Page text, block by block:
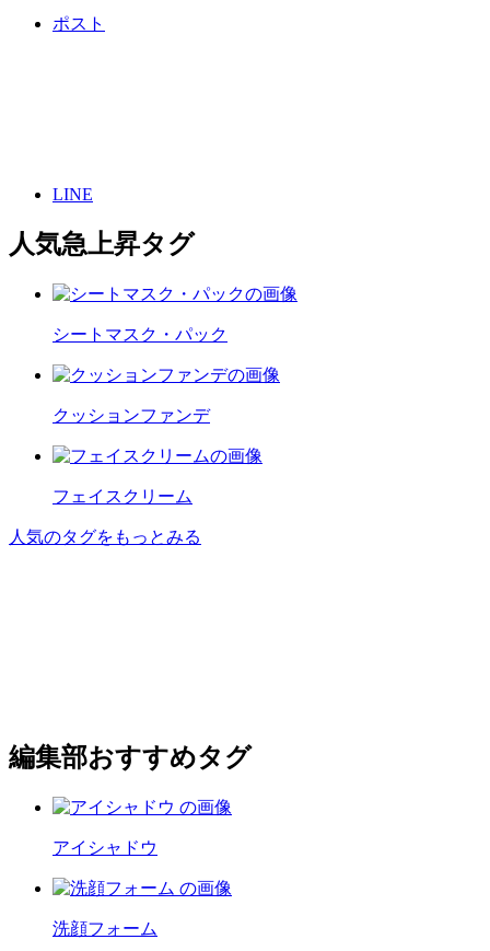
ポスト
LINE
人気急上昇タグ
シートマスク・パック
クッションファンデ
フェイスクリーム
人気のタグをもっとみる
編集部おすすめタグ
アイシャドウ
洗顔フォーム